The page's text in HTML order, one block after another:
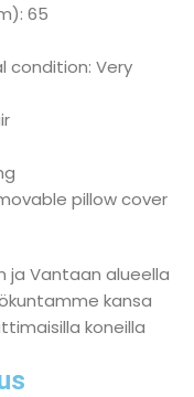
65
condition: Very
pillow cover
ja Vantaan alueella
kansa
koneilla